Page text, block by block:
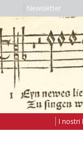
Newsletter
I nostri